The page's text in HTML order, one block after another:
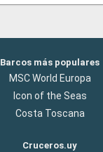
Barcos más populares
MSC World Europa
Icon of the Seas
Costa Toscana
Cruceros.uy